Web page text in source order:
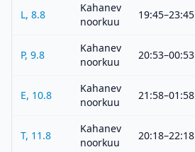
L, 8.8
Kahanev
noorkuu
19:45–23:45
P, 9.8
Kahanev
noorkuu
20:53–00:53
E, 10.8
Kahanev
noorkuu
21:58–01:58
T, 11.8
Kahanev
noorkuu
20:18–22:18